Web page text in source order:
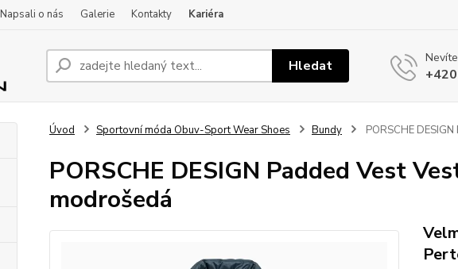
Napsali o nás Galerie Kontakty Kariéra
Hledat
Úvod Sportovní móda Obuv-Sport Wear Shoes Bundy PORSCHE
PORSCHE DESIGN Padded Vest
modrošedá